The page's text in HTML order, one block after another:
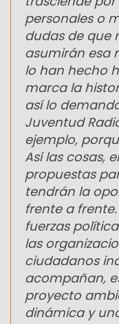
personales o
dudas de que
asumirán esa
lo han hecho
marca la
así lo
Juventud
ejemplo,
Así las cosas,
propuestas
tendrán la
frente a
fuerzas
las
ciudadanos
acompañan,
proyecto
dinámica y